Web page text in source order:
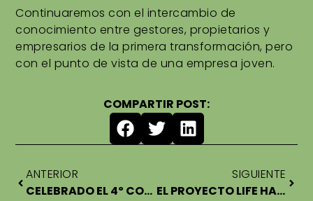
Continuaremos con el intercambio de
conocimiento entre gestores, propietarios y
empresarios de la primera transformación, pero
con el punto de vista de una empresa joven.
COMPARTIR POST:
ANTERIOR
CELEBRADO EL 4º COMITÉ DE EXPERTOS DEL PROYECTO LIFE HAYA EN NAVARRA
SIGUIENTE
EL PROYECTO LIFE HAYA CELEBRA SU 5º COMITÉ DE EXPERTOS CON MÁS DE 60 PARTICIPANTES